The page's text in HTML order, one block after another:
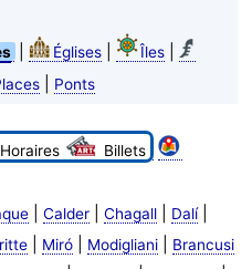
Églises| Îles|
| Ponts
Horaires
Billets
| Calder| Chagall| Dalí|
| Miró| Modigliani| Brancusi